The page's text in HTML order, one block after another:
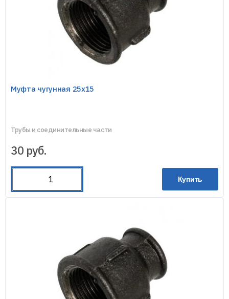
Муфта чугунная 25х15
Трубы и соединительные части
30 руб.
Купить